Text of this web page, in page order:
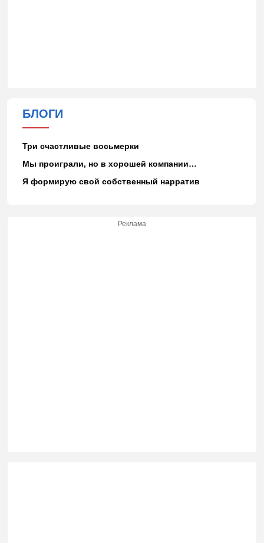
БЛОГИ
Три счастливые восьмерки
Мы проиграли, но в хорошей компании…
Я формирую свой собственный нарратив
Реклама